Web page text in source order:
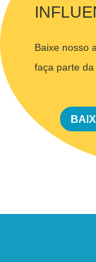
Baixe nosso
faça parte